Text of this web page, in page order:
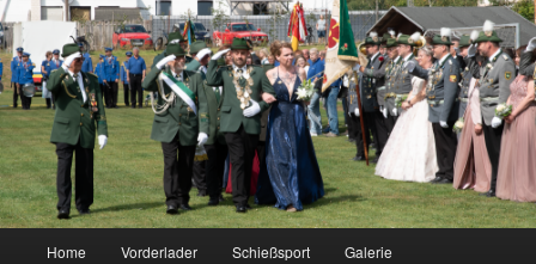
Home Vorderlader Schießsport Galerie